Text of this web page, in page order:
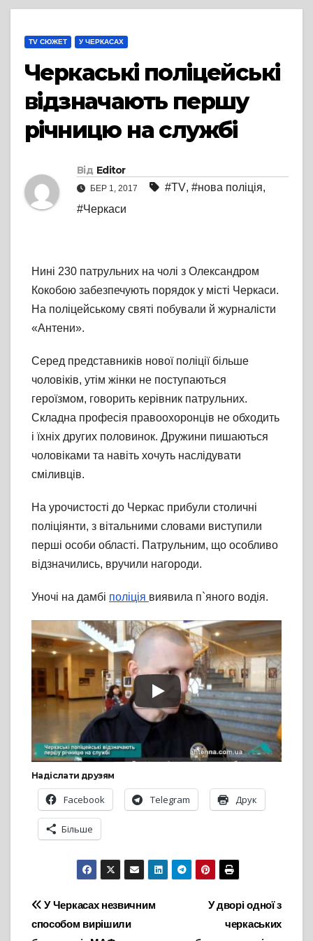
TV СЮЖЕТ У ЧЕРКАСАХ
Черкаські поліцейські
відзначають першу
річницю на службі
Від Editor
БЕР 1, 2017 #TV, #нова поліція,
#Черкаси
Нині 230 патрульних на чолі з Олександром
Кокобою забезпечують порядок у місті Черкаси.
На поліцейському святі побували й журналісти
«Антени».
Серед представників нової поліції більше
чоловіків, утім жінки не поступаються
героїзмом, говорить керівник патрульних.
Складна професія правоохоронців не обходить
і їхніх других половинок. Дружини пишаються
чоловіками та навіть хочуть наслідувати
сміливців.
На урочистості до Черкас прибули столичні
поліціянти, з вітальними словами виступили
перші особи області. Патрульним, що особливо
відзначились, вручили нагороди.
Уночі на дамбі поліція виявила п`яного водія.
Надіслати друзям
Facebook Telegram Друк
Більше
Навігація
У дворі одної з
черкаських
У Черкасах незвичним
способом вирішили